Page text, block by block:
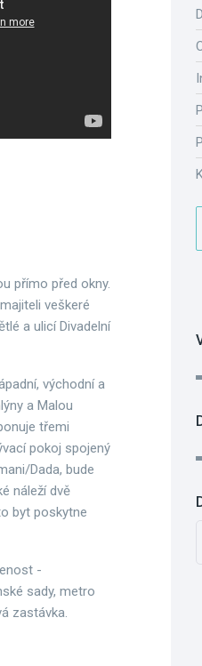
přímo před okny.
veškeré
a ulicí Divadelní
východní a
a Malou
třemi
pokoj spojený
Dada, bude
náleží dvě
byt poskytne
-
sady, metro
zastávka.